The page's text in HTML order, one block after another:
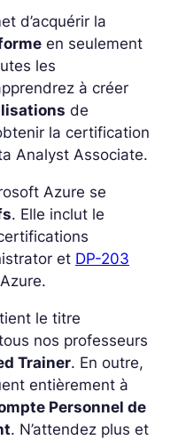
d’acquérir la
en seulement
les
à créer
de
la certification
Analyst Associate.
Azure se
. Elle inclut le
et DP-203
le titre
nos professeurs
Trainer. En outre,
entièrement à
Personnel de
. N’attendez plus et